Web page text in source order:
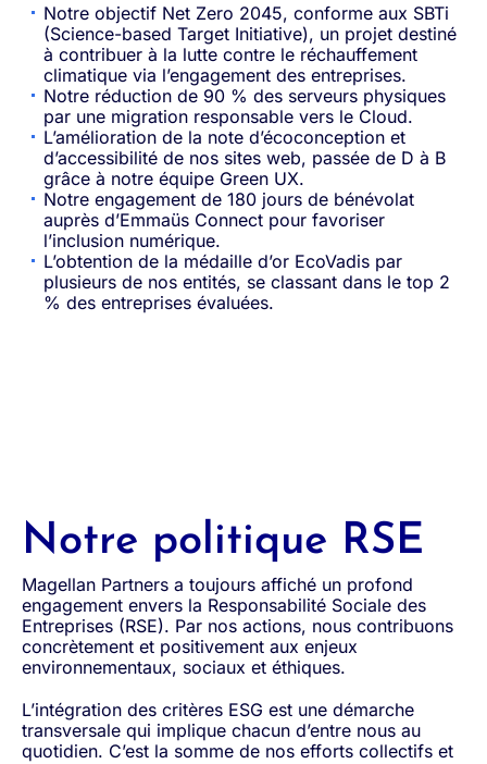
Notre objectif Net Zero 2045, conforme aux SBTi
(Science-based Target Initiative), un projet destiné
à contribuer à la lutte contre le réchauffement
climatique via l’engagement des entreprises.
Notre réduction de 90 % des serveurs physiques
par une migration responsable vers le Cloud.
L’amélioration de la note d’écoconception et
d’accessibilité de nos sites web, passée de D à B
grâce à notre équipe Green UX.
Notre engagement de 180 jours de bénévolat
auprès d’Emmaüs Connect pour favoriser
l’inclusion numérique.
L’obtention de la médaille d’or EcoVadis par
plusieurs de nos entités, se classant dans le top 2
% des entreprises évaluées.
Notre politique RSE
Magellan Partners a toujours affiché un profond
engagement envers la Responsabilité Sociale des
Entreprises (RSE). Par nos actions, nous contribuons
concrètement et positivement aux enjeux
environnementaux, sociaux et éthiques.
L’intégration des critères ESG est une démarche
transversale qui implique chacun d’entre nous au
quotidien. C’est la somme de nos efforts collectifs et